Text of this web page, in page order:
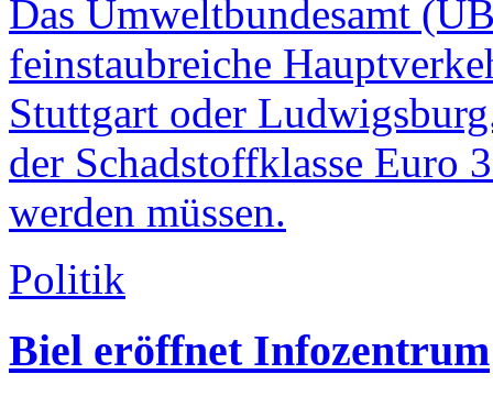
Das Umweltbundesamt
feinstaubreiche
Stuttgart oder
der Schadstoffklasse Euro
werden müssen.
Politik
Biel eröffnet Infozentrum